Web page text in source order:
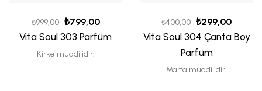
₺999,00 ₺799,00
Vita Soul 303 Parfüm
Kirke muadilidir.
₺400,00 ₺299,00
Vita Soul 304 Çanta Boy
Parfüm
Marfa muadilidir.